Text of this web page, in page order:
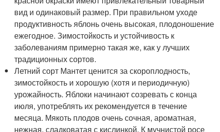
вид и одинаковый размер. При правильном уходе
продуктивность яблонь очень высокая, плодоношение
ежегодное. Зимостойкость и устойчивость к
заболеваниям примерно такая же, как у лучших
традиционных сортов.
Летний сорт Мантет ценится за скороплодность,
зимостойкость и хорошую (хотя и периодичную)
урожайность. Яблоки начинают созревать с конца
июля, употреблять их рекомендуется в течение
месяца. Мякоть плодов очень сочная, ароматная,
нежная, сладковатая с кислинкой. К мучнистой росе